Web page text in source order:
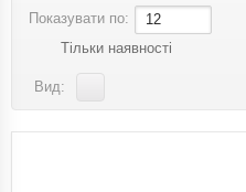
Показувати по:
12
Тільки наявності
Вид: